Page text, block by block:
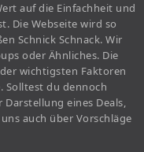
auf die Einfachheit und
Die Webseite wird so
Schnick Schnack. Wir
oder Ähnliches. Die
wichtigsten Faktoren
Solltest du dennoch
eines Deals,
auch über Vorschläge